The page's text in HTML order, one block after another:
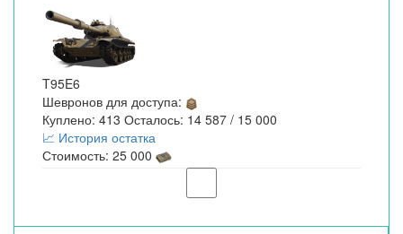
T95E6
Шевронов для доступа:
Куплено: 413 Осталось: 14 587 / 15 000
📈 История остатка
Стоимость: 25 000